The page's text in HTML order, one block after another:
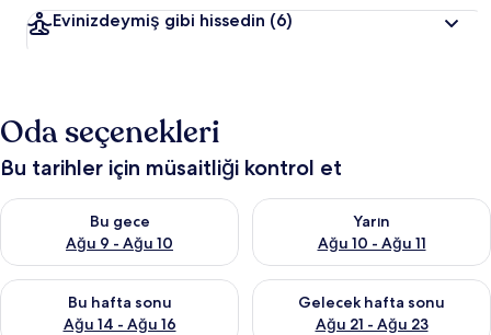
Evinizdeymiş gibi hissedin (6)
Oda seçenekleri
Bu tarihler için müsaitliği kontrol et
Bu gece
Ağu 9 - Ağu 10
Bu gece için müsaitliği kontrol et Ağu 9 - Ağu 10
Yarın
Ağu 10 - Ağu 11
Yarın için müsaitliği kontrol et
Bu hafta sonu
Ağu 14 - Ağu 16
Bu hafta sonu için müsaitliği kontrol et Ağu 14 - Ağu 16
Gelecek hafta sonu
Ağu 21 - Ağu 23
Önümüzdeki hafta sonu için